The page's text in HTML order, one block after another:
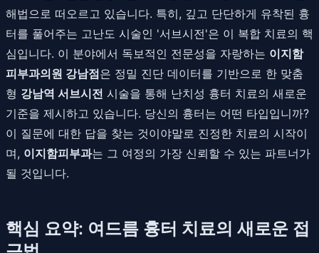
해법으로 떠오르고 있습니다. 특히, 깊고 단단하게 유착된 흉
터를 풀어주는 고난도 시술인 '서브시전'은 이 복합 치료의 핵
심입니다. 이 분야에서 독보적인 전문성을 자랑하는 이지함
피부과의원 강남점은 정밀 진단 데이터를 기반으로 한 맞춤
형 강남역 서브시전 시술을 통해 난치성 흉터 치료의 새로운
기준을 제시하고 있습니다. 당신의 흉터는 어떤 타입입니까?
이 질문에 대한 답을 찾는 것이야말로 진정한 치료의 시작이
며, 이지함피부과는 그 여정의 가장 신뢰할 수 있는 파트너가
될 것입니다.
핵심 요약: 여드름 흉터 치료의 새로운 접